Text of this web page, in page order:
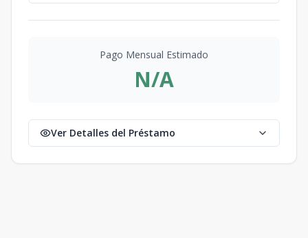
Pago Mensual Estimado
N/A
Ver Detalles del Préstamo